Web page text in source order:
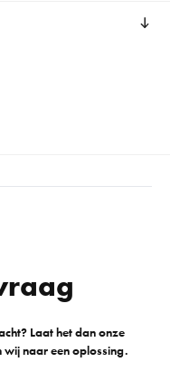
Laat het dan onze
wij naar een oplossing.